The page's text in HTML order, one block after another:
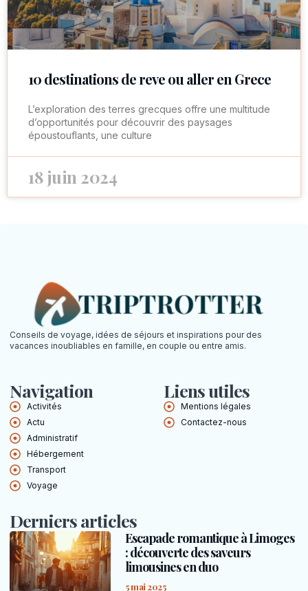
10 destinations de reve ou aller en Grece
L’exploration des terres grecques offre une multitude
d’opportunités pour découvrir des paysages
époustouflants, une culture
18 juin 2024
Conseils de voyage, idées de séjours et inspirations pour des
vacances inoubliables en famille, en couple ou entre amis.
Navigation
Activités
Actu
Administratif
Hébergement
Transport
Voyage
Liens utiles
Mentions légales
Contactez-nous
Derniers articles
Escapade romantique à Limoges
: découverte des saveurs
limousines en duo
5 mai 2025